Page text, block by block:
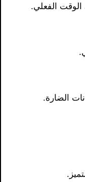
الفعلي.
الضارة.